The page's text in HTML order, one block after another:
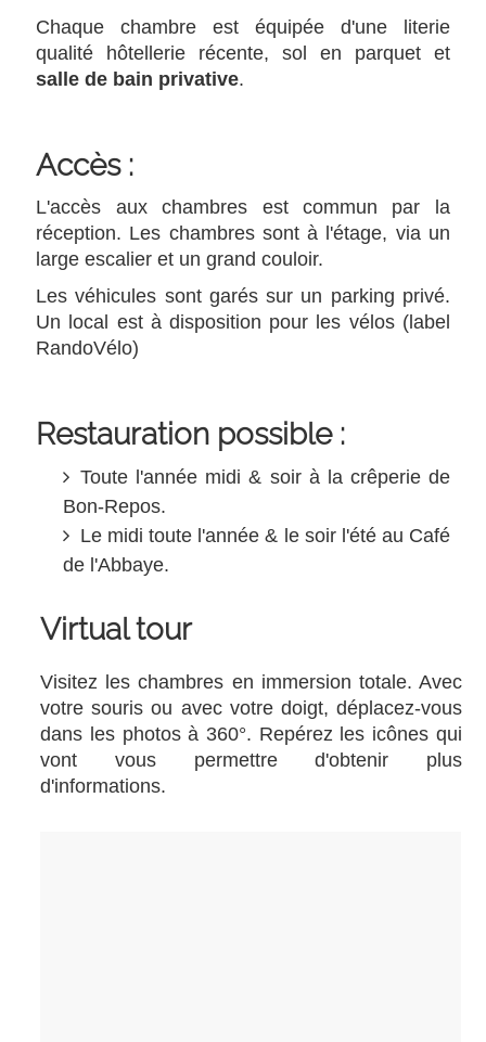
Chaque chambre est équipée d'une literie
qualité hôtellerie récente, sol en parquet et
salle de bain privative.
Accès :
L'accès aux chambres est commun par la
réception. Les chambres sont à l'étage, via un
large escalier et un grand couloir.
Les véhicules sont garés sur un parking privé.
Un local est à disposition pour les vélos (label
RandoVélo)
Restauration possible :
Toute l'année midi & soir à la crêperie de
Bon-Repos.
Le midi toute l'année & le soir l'été au Café
de l'Abbaye.
Virtual tour
Visitez les chambres en immersion totale. Avec
votre souris ou avec votre doigt, déplacez-vous
dans les photos à 360°. Repérez les icônes qui
vont vous permettre d'obtenir plus
d'informations.